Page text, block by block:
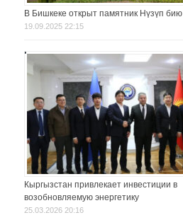
В Бишкеке открыт памятник Нүзүп бию
19.09.2025 22:15
Кыргызстан привлекает инвестиции в
возобновляемую энергетику
25.03.2026 20:16